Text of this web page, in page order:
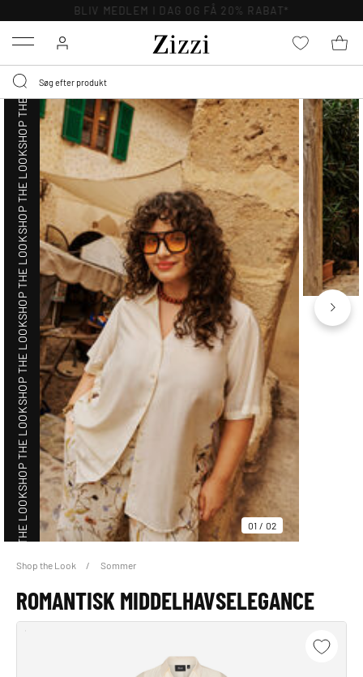
BLIV MEDLEM I DAG OG FÅ 20% RABAT*
Menu
01 / 02
SHOP THE LOOK
SHOP THE LOOK
SHOP THE LOOK
SHOP THE LOOK
SHOP THE LOOK
SHOP THE LOOK
SHOP THE LOOK
SHOP THE LOOK
Shop the Look Sommer
ROMANTISK MIDDELHAVSELEGANCE